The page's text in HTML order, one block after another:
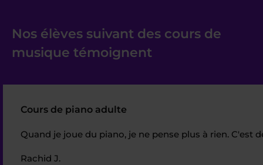
Nos élèves suivant des cours de
musique témoignent
Cours de piano adulte
Quand je joue du piano, je ne pense plus à rien. C'est
Rachid J.